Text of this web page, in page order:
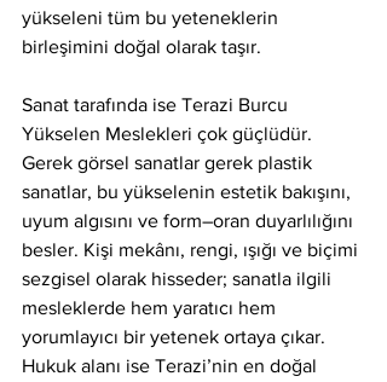
yükseleni tüm bu yeteneklerin
birleşimini doğal olarak taşır.
Sanat tarafında ise Terazi Burcu
Yükselen Meslekleri çok güçlüdür.
Gerek görsel sanatlar gerek plastik
sanatlar, bu yükselenin estetik bakışını,
uyum algısını ve form–oran duyarlılığını
besler. Kişi mekânı, rengi, ışığı ve biçimi
sezgisel olarak hisseder; sanatla ilgili
mesleklerde hem yaratıcı hem
yorumlayıcı bir yetenek ortaya çıkar.
Hukuk alanı ise Terazi’nin en doğal